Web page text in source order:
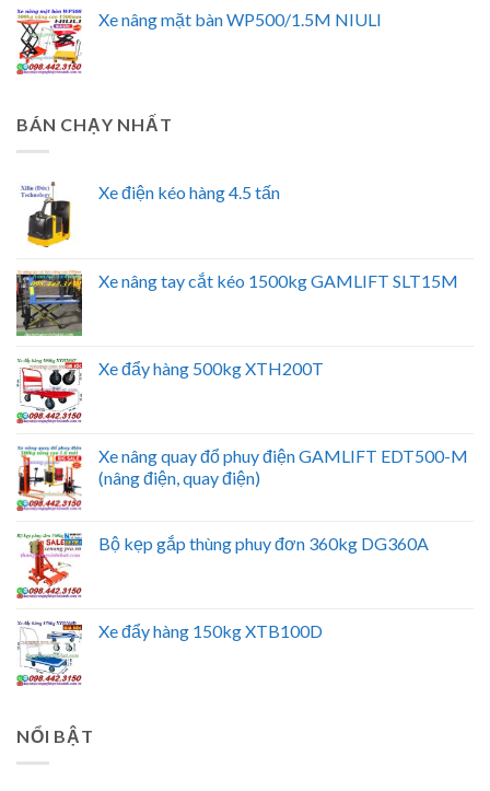
Xe nâng mặt bàn WP500/1.5M NIULI
BÁN CHẠY NHẤT
Xe điện kéo hàng 4.5 tấn
Xe nâng tay cắt kéo 1500kg GAMLIFT SLT15M
Xe đẩy hàng 500kg XTH200T
Xe nâng quay đổ phuy điện GAMLIFT EDT500-M
(nâng điện, quay điện)
Bộ kẹp gắp thùng phuy đơn 360kg DG360A
Xe đẩy hàng 150kg XTB100D
NỔI BẬT